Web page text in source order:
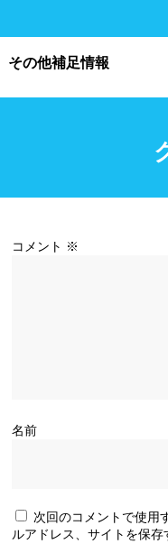
その他補足情報
コメント ※
名前
次回のコメントで使用
ルアドレス、サイトを保存
都度利用可能
プール情報募集中